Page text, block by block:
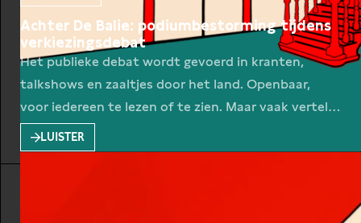
Achter De Balie: podiumbestorming tijdens
verkiezingsdebat
Het publieke debat wordt gevoerd in kranten,
talkshows en zaaltjes door het land. Openbaar,
voor iedereen te lezen of te zien. Maar vaak vertelt
wat achter de schermen gebeurt meer over de
maatschappij dan wat on the record wordt gezegd.
LUISTER